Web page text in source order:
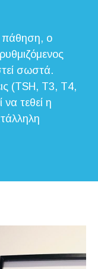
πάθηση, ο
σωστά.
(TSH, Τ3, Τ4,
τεθεί η